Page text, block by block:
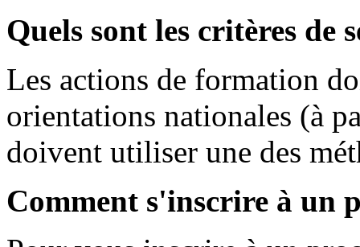
Quels sont les critères de
Les actions de formation
orientations nationales (à
doivent utiliser une des
Comment s'inscrire à un